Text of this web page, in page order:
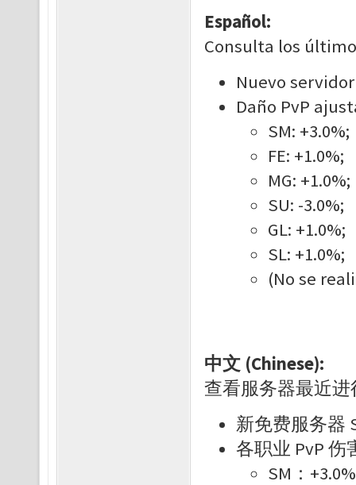
Español:
Consulta los
Nuevo
Daño PvP
SM: +3.0%;
FE: +1.0%;
MG: +1.0%;
SU: -3.0%;
GL: +1.0%;
SL: +1.0%;
(No se
中文 (Chinese):
查看服务器最近
新免费服务器
各职业 PvP 伤
SM：